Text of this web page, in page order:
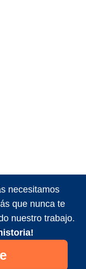
necesitamos
que nunca te
nuestro trabajo.